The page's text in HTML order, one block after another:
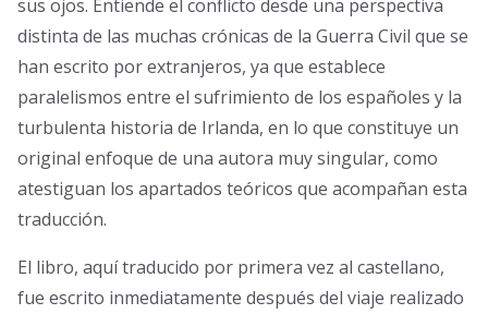
sus ojos. Entiende el conflicto desde una perspectiva
distinta de las muchas crónicas de la Guerra Civil que se
han escrito por extranjeros, ya que establece
paralelismos entre el sufrimiento de los españoles y la
turbulenta historia de Irlanda, en lo que constituye un
original enfoque de una autora muy singular, como
atestiguan los apartados teóricos que acompañan esta
traducción.
El libro, aquí traducido por primera vez al castellano,
fue escrito inmediatamente después del viaje realizado